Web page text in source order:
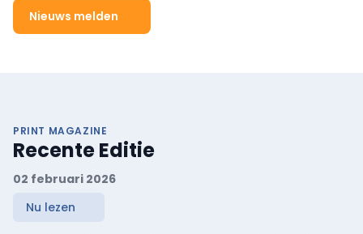
Nieuws melden
PRINT MAGAZINE
Recente Editie
02 februari 2026
Nu lezen